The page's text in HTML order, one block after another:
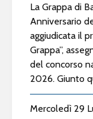
La Grappa di
Anniversario
aggiudicata il
Grappa”,
del concorso
2026. Giunto
Mercoledì 29